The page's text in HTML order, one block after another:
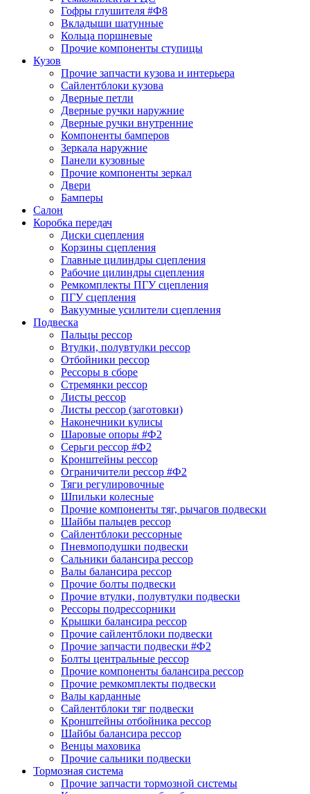
Гофры глушителя #Ф8
Вкладыши шатунные
Кольца поршневые
Прочие компоненты ступицы
Кузов
Прочие запчасти кузова и интерьера
Сайлентблоки кузова
Дверные петли
Дверные ручки наружние
Дверные ручки внутренние
Компоненты бамперов
Зеркала наружние
Панели кузовные
Прочие компоненты зеркал
Двери
Бамперы
Салон
Коробка передач
Диски сцепления
Корзины сцепления
Главные цилиндры сцепления
Рабочие цилиндры сцепления
Ремкомплекты ПГУ сцепления
ПГУ сцепления
Вакуумные усилители сцепления
Подвеска
Пальцы рессор
Втулки, полувтулки рессор
Отбойники рессор
Рессоры в сборе
Стремянки рессор
Листы рессор
Листы рессор (заготовки)
Наконечники кулисы
Шаровые опоры #Ф2
Серьги рессор #Ф2
Кронштейны рессор
Ограничители рессор #Ф2
Тяги регулировочные
Шпильки колесные
Прочие компоненты тяг, рычагов подвески
Шайбы пальцев рессор
Сайлентблоки рессорные
Пневмоподушки подвески
Сальники балансира рессор
Валы балансира рессор
Прочие болты подвески
Прочие втулки, полувтулки подвески
Рессоры подрессорники
Крышки балансира рессор
Прочие сайлентблоки подвески
Прочие запчасти подвески #Ф2
Болты центральные рессор
Прочие компоненты балансира рессор
Прочие ремкомплекты подвески
Валы карданные
Сайлентблоки тяг подвески
Кронштейны отбойника рессор
Шайбы балансира рессор
Венцы маховика
Прочие сальники подвески
Тормозная система
Прочие запчасти тормозной системы